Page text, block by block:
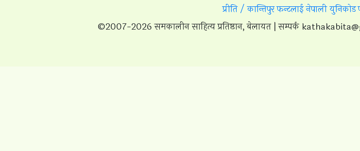
प्रीति / कान्तिपुर फन्टलाई नेपाली युनिकोड
©2007-2026 समकालीन साहित्य प्रतिष्ठान, बेलायत | सम्पर्क